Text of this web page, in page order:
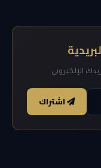
الإلكتروني
اشتراك